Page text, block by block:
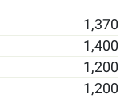
1,370
1,400
1,200
1,200